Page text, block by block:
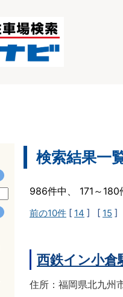
検索結果一
986件中、 171～
前の10件 [ 14 ] [ 15 ]
西鉄イン小倉
住所：福岡県北九州